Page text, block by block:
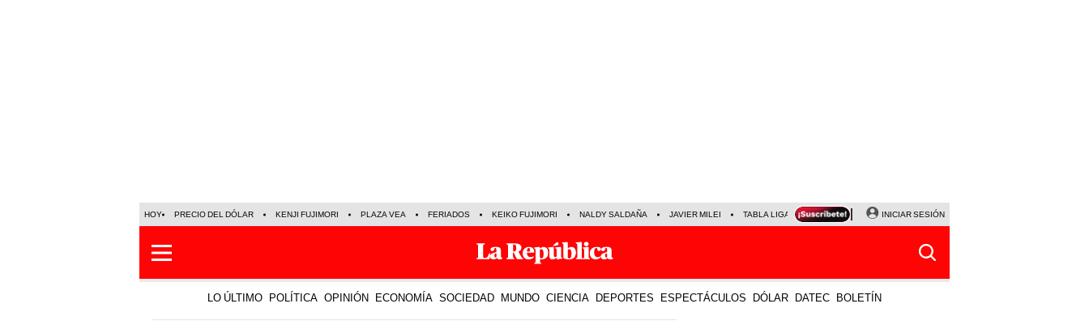
HOY PRECIO DEL DÓLAR KENJI FUJIMORI PLAZA VEA FERIADOS KEIKO FUJIMORI NALDY SALDAÑA JAVIER MILEI TABLA LIGA 1 PARTIDOS DE HOY HORÓSCOPO DE HOY
INICIAR SESIÓN
LO ÚLTIMO POLÍTICA OPINIÓN ECONOMÍA SOCIEDAD MUNDO CIENCIA DEPORTES ESPECTÁCULOS DÓLAR DATEC BOLETÍN